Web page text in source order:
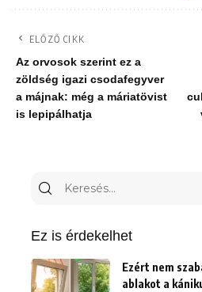
ELŐZŐ CIKK
Az orvosok szerint ez a
zöldség igazi csodafegyver
a májnak: még a máriatövist
is lepipálhatja
Keresés
Ez is érdekelhet
Ezért nem
ablakot a